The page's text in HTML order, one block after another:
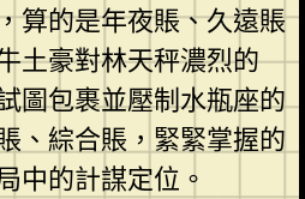
算的是年夜賬、久遠賬
土豪對林天秤濃烈的
圖包裹並壓制水瓶座的
、綜合賬，緊緊掌握的
中的計謀定位。